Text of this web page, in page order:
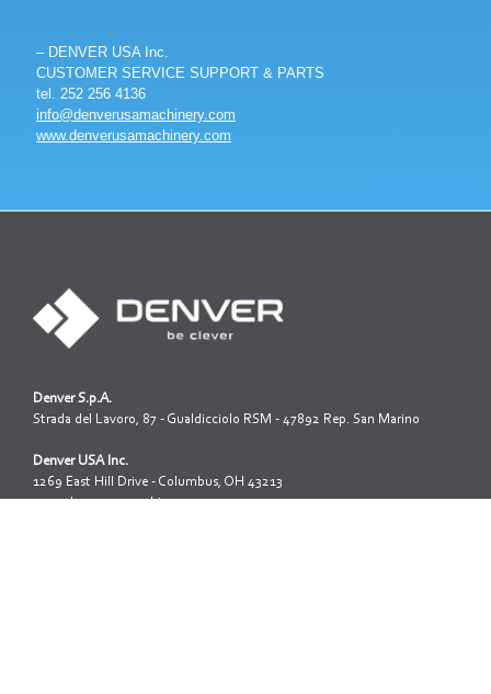
– DENVER USA Inc.
CUSTOMER SERVICE SUPPORT & PARTS
tel. 252 256 4136
info@denverusamachinery.com
www.denverusamachinery.com
Denver S.p.A.
Strada del Lavoro, 87 - Gualdicciolo RSM - 47892 Rep. San Marino
Denver USA Inc.
1269 East Hill Drive - Columbus, OH 43213
www.denverusamachinery.com